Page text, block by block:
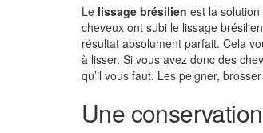
Le lissage brésilien est la
cheveux ont subi le lissage
résultat absolument parfait. Cela
à lisser. Si vous avez donc des
qu’il vous faut. Les peigner,
Une